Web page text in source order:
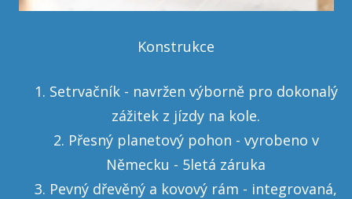
Konstrukce
Setrvačník - navržen výborně pro dokonalý
zážitek z jízdy na kole.
Přesný planetový pohon - vyrobeno v
Německu - 5letá záruka
Pevný dřevěný a kovový rám - integrovaná,